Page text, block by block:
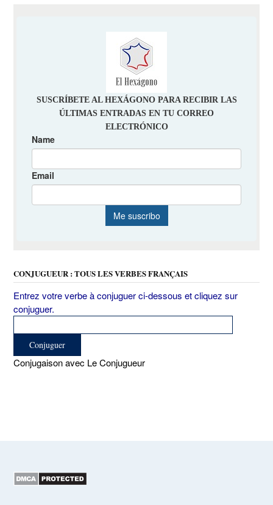
CONJUGUEUR : TOUS LES VERBES FRANÇAIS
Entrez votre verbe à conjuguer ci-dessous et cliquez sur
conjuguer.
Conjugaison avec Le Conjugueur